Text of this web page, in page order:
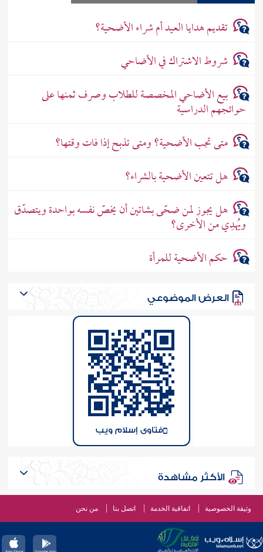
تقديم هدايا العيد أم شراء الأضحية؟
شروط الاشتراك في الأضاحي
بيع الأضاحي المخصصة للطلاب وصرف ثمنها على
حوائجهم الدراسية
متى تجب الأضحية؟ ومتى تذبح إذا فات وقتها؟
هل تتعين الأضحية بالشراء؟
هل يجوز لمن ضحّى بشاتين أن يخصّ نفسه بواحدة ويتصدّق
ويُهدِي من الأخرى؟
حكم الأضحية للمرأة
العرض الموضوعي
فتاوى إسلام ويب
الأكثر مشاهدة
وثيقة الخصوصية اتفاقية الخدمة اتصل بنا من نحن